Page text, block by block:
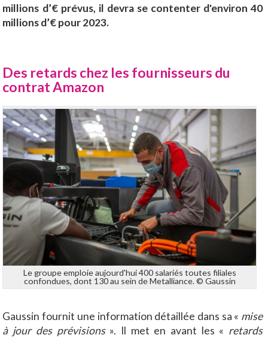
millions d’€ prévus, il devra se contenter d'environ 40
millions d’€ pour 2023.
Des retards chez les fournisseurs du
contrat Amazon
Le groupe emploie aujourd'hui 400 salariés toutes filiales
confondues, dont 130 au sein de Metalliance. © Gaussin
Gaussin fournit une information détaillée dans sa « mise
à jour des prévisions». Il met en avant les « retards